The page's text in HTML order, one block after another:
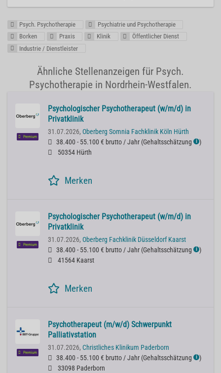
Psych. Psychotherapie
Psychiatrie und Psychotherapie
Borken
Praxis Klinik
Öffentlicher Dienst
Industrie / Dienstleister
Ähnliche Stellenanzeigen für Psych.
Psychotherapie in Nordrhein-Westfalen.
Premium
Psychologischer Psychotherapeut (w/m/d) in
Privatklinik
31.07.2026, Oberberg Somnia Fachklinik Köln Hürth
38.400 - 55.100 € brutto / Jahr (Gehaltsschätzung ℹ )
50354 Hürth
Merken
Premium
Psychologischer Psychotherapeut (w/m/d) in
Privatklinik
31.07.2026, Oberberg Fachklinik Düsseldorf Kaarst
38.400 - 55.100 € brutto / Jahr (Gehaltsschätzung ℹ )
41564 Kaarst
Merken
Premium
Psychotherapeut (m/w/d) Schwerpunkt
Palliativstation
31.07.2026, Christliches Klinikum Paderborn
38.400 - 55.100 € brutto / Jahr (Gehaltsschätzung ℹ )
33098 Paderborn